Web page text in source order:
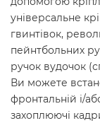
універсальне
гвинтівок,
пейнтбольних
ручок вудочок
Ви можете
фронтальній і/
захоплюючі